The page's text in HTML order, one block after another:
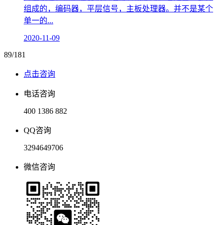
组成的，编码器，平层信号，主板处理器。并不是某个
单一的...
2020-11-09
89/181
点击咨询
电话咨询
400 1386 882
QQ咨询
3294649706
微信咨询